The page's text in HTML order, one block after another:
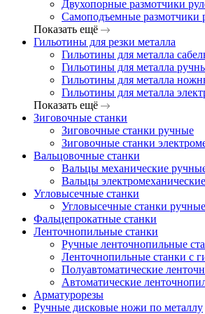
Двухопорные размотчики
Самоподъемные размотчики
Показать ещё
Гильотины для резки металла
Гильотины для металла
Гильотины для металла
Гильотины для металла
Гильотины для металла
Показать ещё
Зиговочные станки
Зиговочные станки ручные
Зиговочные станки
Вальцовочные станки
Вальцы механические
Вальцы электромеханические
Угловысечные станки
Угловысечные станки ручные
Фальцепрокатные станки
Ленточнопильные станки
Ручные ленточнопильные
Ленточнопильные станки с
Полуавтоматические
Автоматические
Арматурорезы
Ручные дисковые ножи по металлу